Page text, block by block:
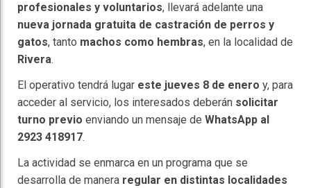
profesionales y voluntarios, llevará adelante una
nueva jornada gratuita de castración de perros y
gatos, tanto machos como hembras, en la localidad de
Rivera.
El operativo tendrá lugar este jueves 8 de enero y, para
acceder al servicio, los interesados deberán solicitar
turno previo enviando un mensaje de WhatsApp al
2923 418917.
La actividad se enmarca en un programa que se
desarrolla de manera regular en distintas localidades